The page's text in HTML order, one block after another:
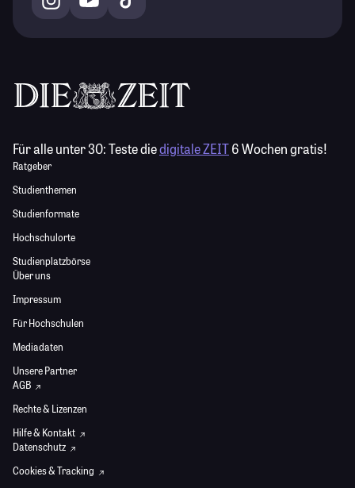
Für alle unter 30:Teste diedigitale ZEIT6 Wochen gratis!
Ratgeber
Studienthemen
Studienformate
Hochschulorte
Studienplatzbörse
Über uns
Impressum
Für Hochschulen
Mediadaten
Unsere Partner
AGB
Rechte & Lizenzen
Hilfe & Kontakt
Datenschutz
Cookies & Tracking